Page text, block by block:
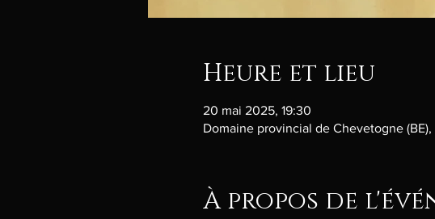
Heure et lieu
20 mai 2025, 19:30
Domaine provincial de Chevetogne
À propos de